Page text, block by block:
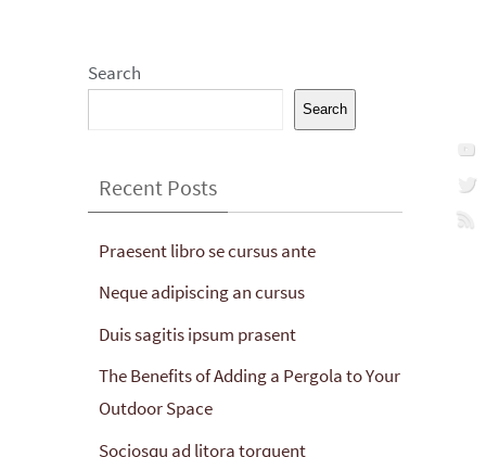
Search
Search
Recent Posts
Praesent libro se cursus ante
Neque adipiscing an cursus
Duis sagitis ipsum prasent
The Benefits of Adding a Pergola to Your
Outdoor Space
Sociosqu ad litora torquent